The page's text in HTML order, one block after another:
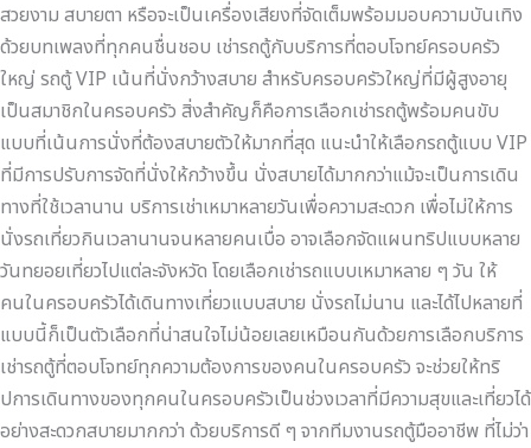
สวยงาม สบายตา หรือจะเป็นเครื่องเสียงที่จัดเต็มพร้อมมอบความบันเทิง
ด้วยบทเพลงที่ทุกคนชื่นชอบ เช่ารถตู้กับบริการที่ตอบโจทย์ครอบครัว
ใหญ่ รถตู้ VIP เน้นที่นั่งกว้างสบาย สำหรับครอบครัวใหญ่ที่มีผู้สูงอายุ
เป็นสมาชิกในครอบครัว สิ่งสำคัญก็คือการเลือกเช่ารถตู้พร้อมคนขับ
แบบที่เน้นการนั่งที่ต้องสบายตัวให้มากที่สุด แนะนำให้เลือกรถตู้แบบ VIP
ที่มีการปรับการจัดที่นั่งให้กว้างขึ้น นั่งสบายได้มากกว่าแม้จะเป็นการเดิน
ทางที่ใช้เวลานาน บริการเช่าเหมาหลายวันเพื่อความสะดวก เพื่อไม่ให้การ
นั่งรถเที่ยวกินเวลานานจนหลายคนเบื่อ อาจเลือกจัดแผนทริปแบบหลาย
วันทยอยเที่ยวไปแต่ละจังหวัด โดยเลือกเช่ารถแบบเหมาหลาย ๆ วัน ให้
คนในครอบครัวได้เดินทางเที่ยวแบบสบาย นั่งรถไม่นาน และได้ไปหลายที่
แบบนี้ก็เป็นตัวเลือกที่น่าสนใจไม่น้อยเลยเหมือนกันด้วยการเลือกบริการ
เช่ารถตู้ที่ตอบโจทย์ทุกความต้องการของคนในครอบครัว จะช่วยให้ทริ
ปการเดินทางของทุกคนในครอบครัวเป็นช่วงเวลาที่มีความสุขและเที่ยวได้
อย่างสะดวกสบายมากกว่า ด้วยบริการดี ๆ จากทีมงานรถตู้มืออาชีพ ที่ไม่ว่า